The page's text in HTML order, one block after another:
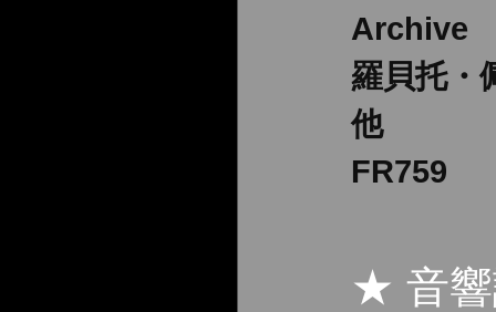
Archive
羅貝托・
他
FR759
★ 音